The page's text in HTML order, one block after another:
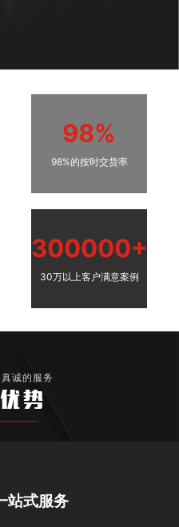
98%
98%的按时交货率
300000+
30万以上客户满意案例
诚的服务
势
站式服务